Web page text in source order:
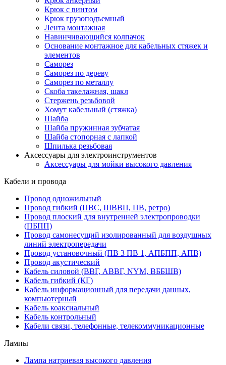
Крюк с винтом
Крюк грузоподъемный
Лента монтажная
Навинчивающийся колпачок
Основание монтажное для кабельных стяжек и
элементов
Саморез
Саморез по дереву
Саморез по металлу
Скоба такелажная, шакл
Стержень резьбовой
Хомут кабельный (стяжка)
Шайба
Шайба пружинная зубчатая
Шайба стопорная с лапкой
Шпилька резьбовая
Аксессуары для электроинструментов
Аксессуары для мойки высокого давления
Кабели и провода
Провод одножильный
Провод гибкий (ПВС, ШВВП, ПВ, ретро)
Провод плоский для внутренней электропроводки
(ПБПП)
Провод самонесущий изолированный для воздушных
линий электропередачи
Провод установочный (ПВ 3 ПВ 1, АПБПП, АПВ)
Провод акустический
Кабель силовой (ВВГ, АВВГ, NYM, ВББШВ)
Кабель гибкий (КГ)
Кабель информационный для передачи данных,
компьютерный
Кабель коаксиальный
Кабель контрольный
Кабели связи, телефонные, телекоммуникационные
Лампы
Лампа натриевая высокого давления